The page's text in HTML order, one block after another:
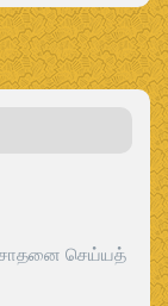
செய்யத்